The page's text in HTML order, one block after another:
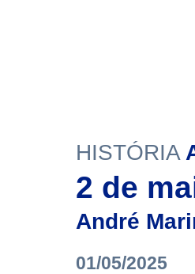
HISTÓRIA
2 de
André
01/05/2025